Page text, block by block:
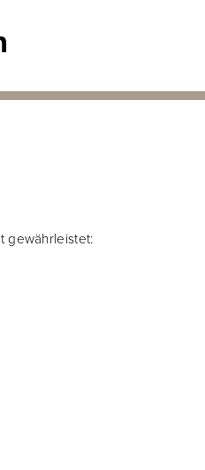
gewährleistet: